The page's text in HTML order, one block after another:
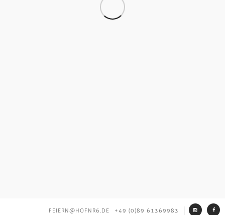
FEIERN@HOFNR6.DE +49 (0)89 61369983